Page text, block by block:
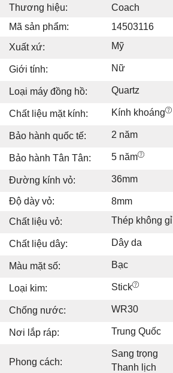
Thương hiệu:
Coach
Mã sản phẩm:
14503116
Xuất xứ:
Mỹ
Giới tính: Nữ
Loại máy đồng hồ: Quartz
Chất liệu mặt kính: Kính khoáng
Bảo hành quốc tế: 2 năm
Bảo hành Tân Tân: 5 năm
Đường kính vỏ: 36mm
Độ dày vỏ:
8mm
Chất liệu vỏ:
Thép không gỉ
Chất liệu dây: Dây da
Màu mặt số: Bạc
Loại kim: Stick
Chống nước: WR30
Nơi lắp ráp: Trung Quốc
Phong cách:
Sang trọng
Thanh lịch